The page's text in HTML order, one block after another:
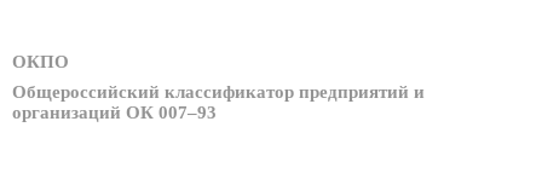
ОКПО
Общероссийский классификатор предприятий и
организаций ОК 007–93